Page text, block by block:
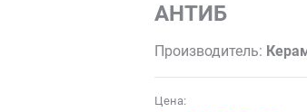
АНТИБ
Производитель:
Цена: